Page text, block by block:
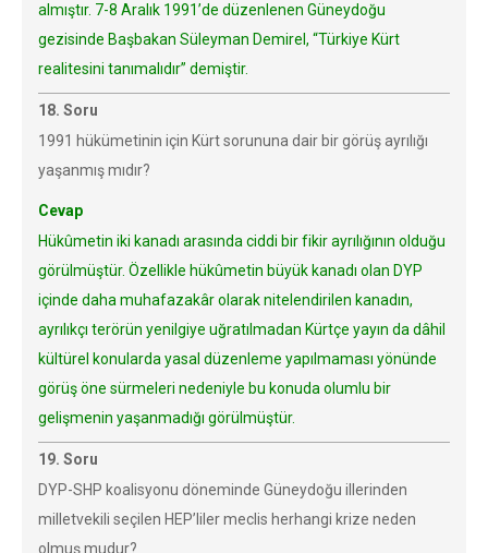
almıştır. 7-8 Aralık 1991’de düzenlenen Güneydoğu
gezisinde Başbakan Süleyman Demirel, “Türkiye Kürt
realitesini tanımalıdır” demiştir.
18. Soru
1991 hükümetinin için Kürt sorununa dair bir görüş ayrılığı
yaşanmış mıdır?
Cevap
Hükûmetin iki kanadı arasında ciddi bir fikir ayrılığının olduğu
görülmüştür. Özellikle hükûmetin büyük kanadı olan DYP
içinde daha muhafazakâr olarak nitelendirilen kanadın,
ayrılıkçı terörün yenilgiye uğratılmadan Kürtçe yayın da dâhil
kültürel konularda yasal düzenleme yapılmaması yönünde
görüş öne sürmeleri nedeniyle bu konuda olumlu bir
gelişmenin yaşanmadığı görülmüştür.
19. Soru
DYP-SHP koalisyonu döneminde Güneydoğu illerinden
milletvekili seçilen HEP’liler meclis herhangi krize neden
olmuş mudur?